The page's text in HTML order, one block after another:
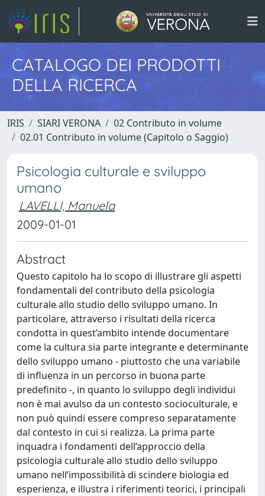
CATALOGO DEI PRODOTTI
DELLA RICERCA
IRIS SIARI VERONA
02 Contributo in volume
02.01 Contributo in volume (Capitolo o Saggio)
Psicologia culturale e sviluppo
umano
LAVELLI, Manuela
2009-01-01
Abstract
Questo capitolo ha lo scopo di illustrare gli aspetti
fondamentali del contributo della psicologia
culturale allo studio dello sviluppo umano. In
particolare, attraverso i risultati della ricerca
condotta in quest’ambito intende documentare
come la cultura sia parte integrante e determinante
dello sviluppo umano - piuttosto che una variabile
di influenza in un percorso in buona parte
predefinito -, in quanto lo sviluppo degli individui
non è mai avulso da un contesto socioculturale, e
non può quindi essere compreso separatamente
dal contesto in cui si realizza. La prima parte
inquadra i fondamenti dell’approccio della
psicologia culturale allo studio dello sviluppo
umano nell’impossibilità di scindere biologia ed
esperienza, e illustra i riferimenti teorici, i principali